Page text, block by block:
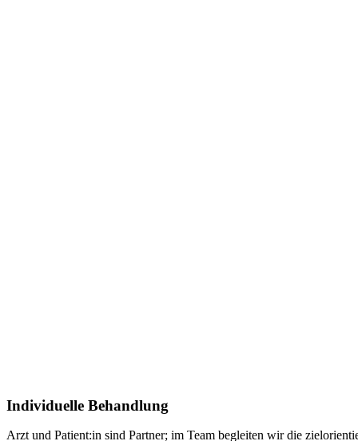
Individuelle Behandlung
Arzt und Patient:in sind Partner; im Team begleiten wir die